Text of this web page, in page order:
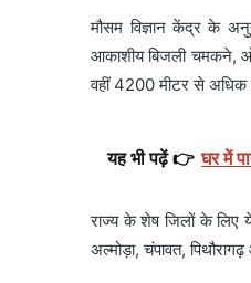
मौसम विज्ञान केंद्र के
आकाशीय बिजली चमकने,
वहीं 4200 मीटर से अधिक
यह भी पढ़ें 👉 घर में
राज्य के शेष जिलों के लिए
अल्मोड़ा, चंपावत,